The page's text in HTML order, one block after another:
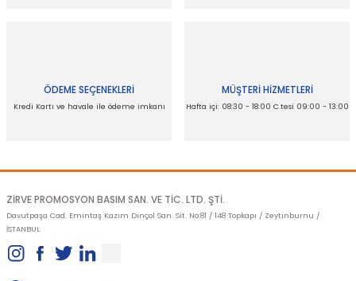
ÖDEME SEÇENEKLERİ
Kredi Kartı ve havale ile ödeme imkanı
MÜŞTERİ HİZMETLERİ
Hafta içi: 08:30 - 18:00 C.tesi 09:00 - 13:00
ZİRVE PROMOSYON BASIM SAN. VE TİC. LTD. ŞTİ.
Davutpaşa Cad. Emintaş Kazım Dinçol San. Sit. No:81 / 148 Topkapı / Zeytinburnu /
İSTANBUL